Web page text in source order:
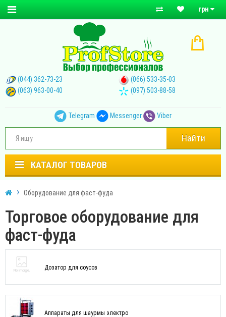
грн
(044) 362-73-23
(066) 533-35-03
(063) 963-00-40
(097) 503-88-58
Telegram Messenger Viber
Найти
КАТАЛОГ ТОВАРОВ
Оборудование для фаст-фуда
Торговое оборудование для
фаст-фуда
Дозатор для соусов
Аппараты для шаурмы электро